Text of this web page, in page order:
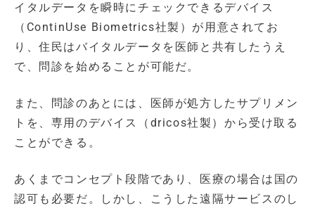
イタルデータを瞬時にチェックできるデバイス
（ContinUse Biometrics社製）が用意されてお
り、住民はバイタルデータを医師と共有したうえ
で、問診を始めることが可能だ。
また、問診のあとには、医師が処方したサプリメン
トを、専用のデバイス（dricos社製）から受け取る
ことができる。
あくまでコンセプト段階であり、医療の場合は国の
認可も必要だ。しかし、こうした遠隔サービスのし